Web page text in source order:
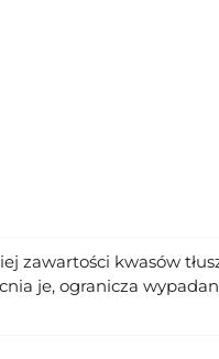
zawartości kwasów
je, ogranicza